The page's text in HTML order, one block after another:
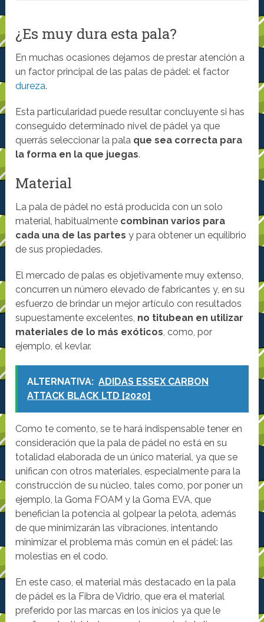
¿Es muy dura esta pala?
En muchas ocasiones dejamos de prestar atención a
un factor principal de las palas de pádel: el factor
dureza.
Esta particularidad puede resultar concluyente si has
conseguido determinado nivel de pádel ya que
querrás seleccionar la pala que sea correcta para
la forma en la que juegas.
Material
La pala de pádel no está producida con un solo
material, habitualmente combinan varios para
cada una de las partes y para obtener un equilibrio
de sus propiedades.
El mercado de palas es objetivamente muy extenso,
concurren un número elevado de fabricantes y, en su
esfuerzo de brindar un mejor artículo con resultados
supuestamente excelentes, no titubean en utilizar
materiales de lo más exóticos, como, por
ejemplo, el kevlar.
ALTERNATIVA: ADIDAS ESSEX CARBON
ATTACK BLACK LTD [2020]
Como te comento, se te hará indispensable tener en
consideración que la pala de pádel no está en su
totalidad elaborada de un único material, ya que se
unifican con otros materiales, especialmente para la
construcción de su núcleo, tales como, por poner un
ejemplo, la Goma FOAM y la Goma EVA, que
benefician la potencia al golpear la pelota, además
de que minimizarán las vibraciones, intentando
minimizar el problema más común en el pádel: las
molestias en el codo.
En este caso, el material más destacado en la pala
de pádel es la Fibra de Vidrio, que era el material
preferido por las marcas en los inicios ya que le